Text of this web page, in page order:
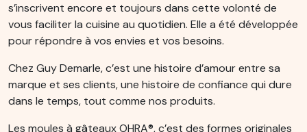
s’inscrivent encore et toujours dans cette volonté de
vous faciliter la cuisine au quotidien. Elle a été développée
pour répondre à vos envies et vos besoins.
Chez Guy Demarle, c’est une histoire d’amour entre sa
marque et ses clients, une histoire de confiance qui dure
dans le temps, tout comme nos produits.
Les moules à gâteaux OHRA®, c’est des formes originales